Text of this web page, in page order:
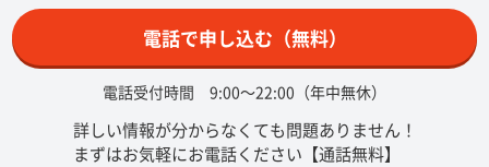
電話で申し込む（無料）
電話受付時間 9:00～22:00（年中無休）
詳しい情報が分からなくても問題ありません！
まずはお気軽にお電話ください【通話無料】